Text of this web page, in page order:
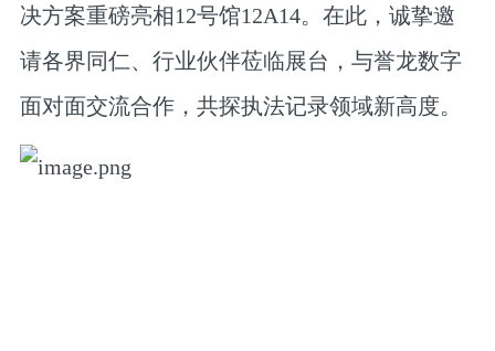
决方案重磅亮相12号馆12A14。在此，诚挚邀
请各界同仁、行业伙伴莅临展台，与誉龙数字
面对面交流合作，共探执法记录领域新高度。